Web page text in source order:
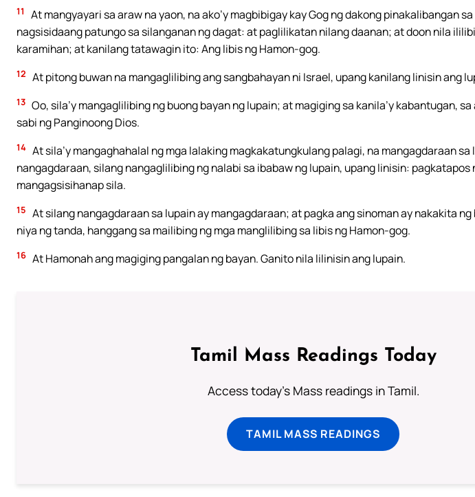
11
At mangyayari sa araw na yaon, na ako’y magbibigay kay Gog ng dakong pinakalibangan
nagsisidaang patungo sa silanganan ng dagat: at paglilikatan nilang daanan; at doon nila
karamihan; at kanilang tatawagin ito: Ang libis ng Hamon-gog.
12 At pitong buwan na mangaglilibing ang sangbahayan ni Israel, upang kanilang linisin ang
13 Oo, sila’y mangaglilibing ng buong bayan ng lupain; at magiging sa kanila’y kabantugan,
sabi ng Panginoong Dios.
14 At sila’y mangaghahalal ng mga lalaking magkakatungkulang palagi, na mangagdaraan
nangagdaraan, silang nangaglilibing ng nalabi sa ibabaw ng lupain, upang linisin: pagkatapos
mangagsisihanap sila.
15 At silang nangagdaraan sa lupain ay mangagdaraan; at pagka ang sinoman ay nakakita
niya ng tanda, hanggang sa mailibing ng mga manglilibing sa libis ng Hamon-gog.
16 At Hamonah ang magiging pangalan ng bayan. Ganito nila lilinisin ang lupain.
Tamil Mass Readings Today
Access today's Mass readings in Tamil.
TAMIL MASS READINGS